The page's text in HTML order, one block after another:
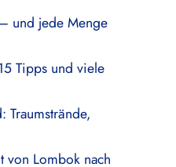
und jede Menge
Tipps und viele
Traumstrände,
Lombok nach